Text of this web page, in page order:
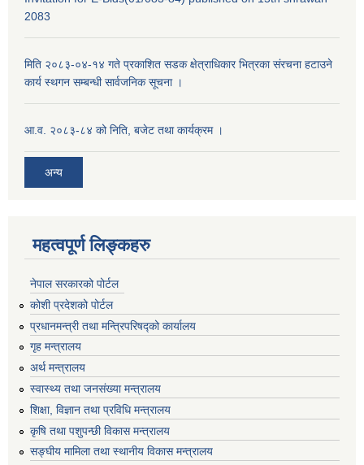
2083
मिति २०८३-०४-१४ गते प्रकाशित सडक क्षेत्राधिकार भित्रका संरचना हटाउने
कार्य स्थगन सम्बन्धी सार्वजनिक सूचना ।
आ.व. २०८३-८४ को निति, बजेट तथा कार्यक्रम ।
अन्य
महत्वपूर्ण लिङ्कहरु
नेपाल सरकारको पोर्टल
कोशी प्रदेशको पोर्टल
प्रधानमन्‍त्री तथा मन्‍त्रिपरिषद्को कार्यालय
गृह मन्‍त्रालय
अर्थ मन्त्रालय
स्वास्थ्य तथा जनसंख्या मन्त्रालय
शिक्षा, विज्ञान तथा प्रविधि मन्त्रालय
कृषि तथा पशुपन्छी विकास मन्त्रालय
सङ्घीय मामिला तथा स्थानीय विकास मन्त्रालय